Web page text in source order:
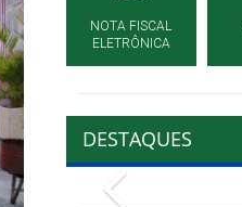
NOTA FISCAL
ELETRÔNICA
DESTAQUES